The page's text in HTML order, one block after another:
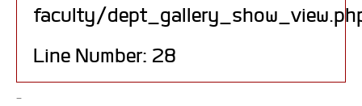
faculty/
Line Number: 28
−